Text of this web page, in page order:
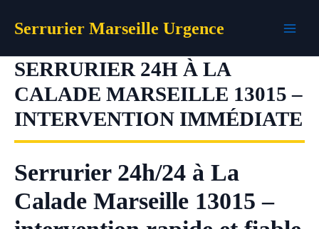
Serrurier Marseille Urgence
SERRURIER 24H À LA
CALADE MARSEILLE 13015 –
INTERVENTION IMMÉDIATE
Serrurier 24h/24 à La
Calade Marseille 13015 –